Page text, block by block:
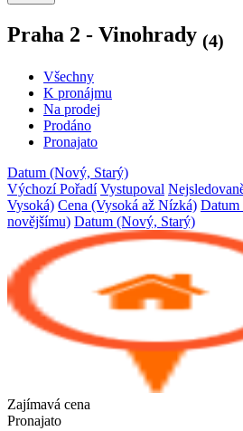
Praha 2 - Vinohrady (4)
Všechny
K pronájmu
Na prodej
Prodáno
Pronajato
Datum (Nový, Starý)
Výchozí Pořadí Vystupoval
Vysoká) Cena (Vysoká až Nízká) Datum
novějšímu) Datum (Nový, Starý)
Zajímavá cena
Pronajato